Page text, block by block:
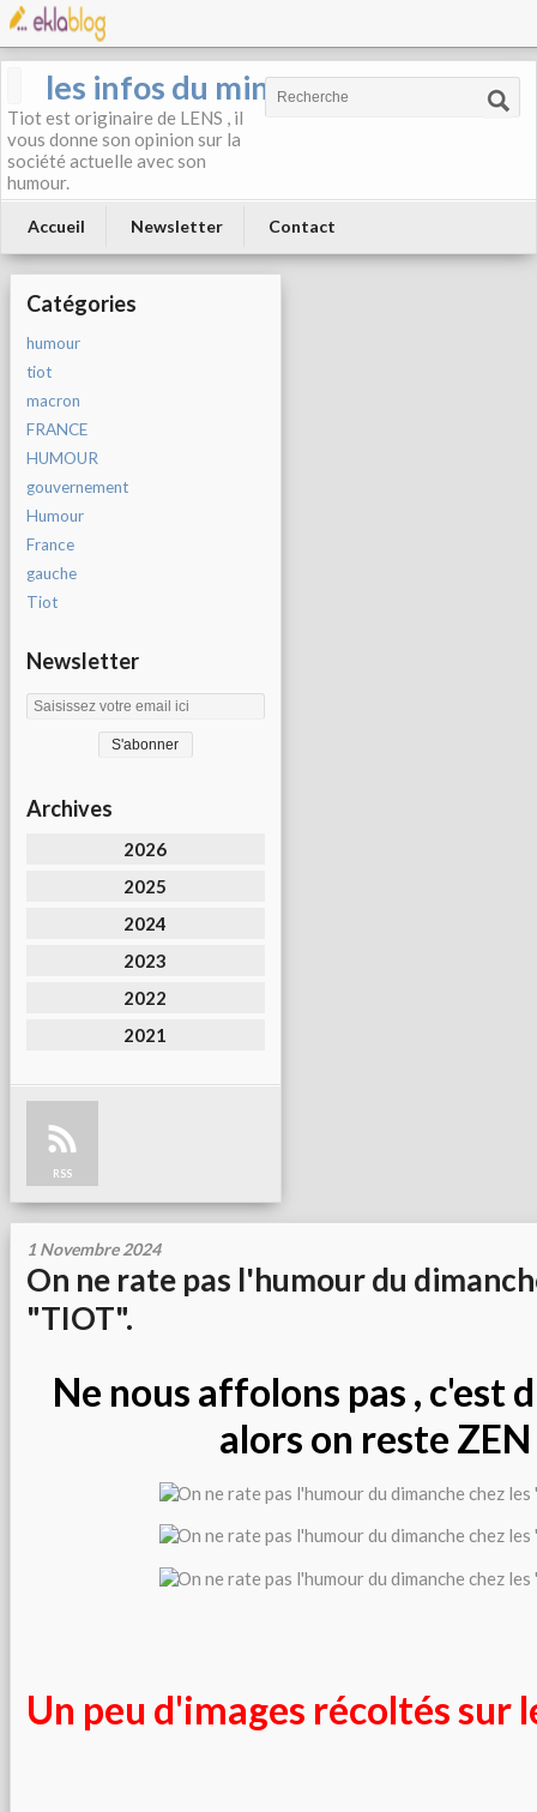
les infos du mineur
Tiot est originaire de LENS , il
vous donne son opinion sur la
société actuelle avec son
humour.
Accueil Newsletter Contact
Catégories
humour
tiot
macron
FRANCE
HUMOUR
gouvernement
Humour
France
gauche
Tiot
Newsletter
Archives
2026
2025
2024
2023
2022
2021
RSS
1 Novembre 2024
On ne rate pas l'humour du
"TIOT".
Ne nous affolons pas , c'est
alors on reste ZEN
Un peu d'images récoltés sur